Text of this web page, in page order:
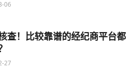
06
查！比较靠谱的经纪商平台都
27